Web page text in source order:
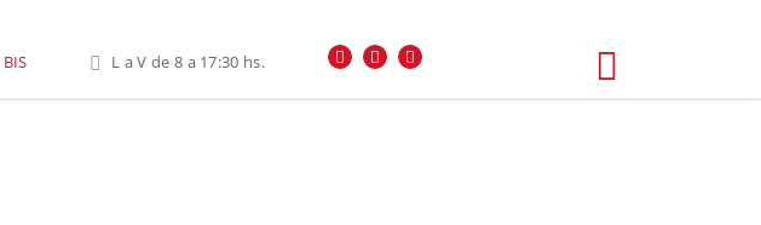
L a V de 8 a 17:30 hs.